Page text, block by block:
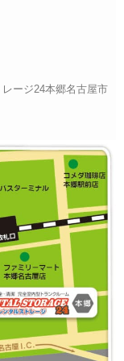
ージ24本郷名古屋市